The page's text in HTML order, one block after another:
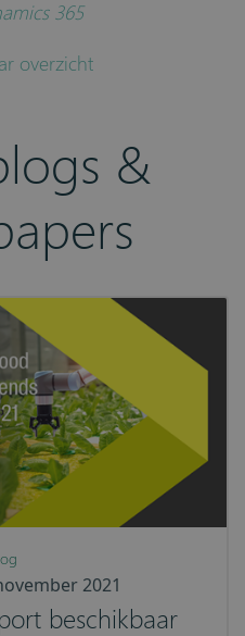
365
overzicht
&
2021
beschikbaar